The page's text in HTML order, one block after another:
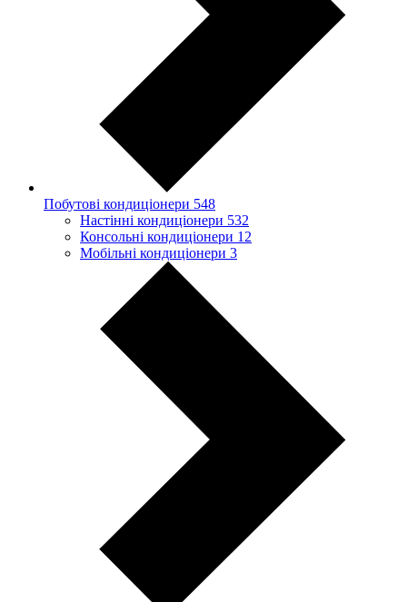
Побутові кондиціонери 548
Настінні кондиціонери 532
Консольні кондиціонери 12
Мобільні кондиціонери 3